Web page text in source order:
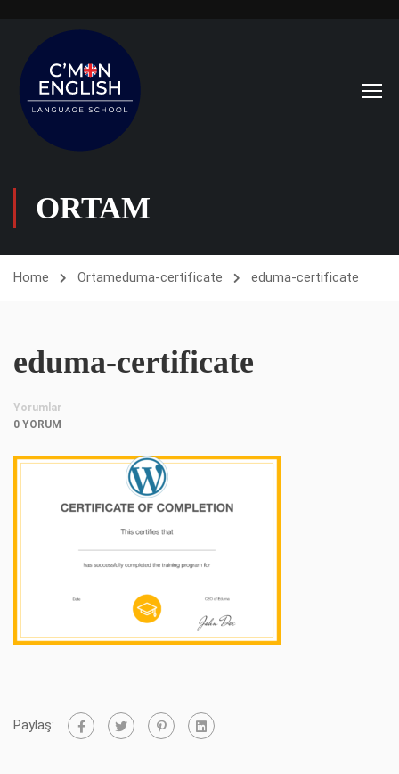
ORTAM
Home Ortameduma-certificate eduma-certificate
eduma-certificate
Yorumlar
0 YORUM
Paylaş: